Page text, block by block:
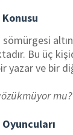
sömürgesi
Bu üç
yazar ve bir
mu?